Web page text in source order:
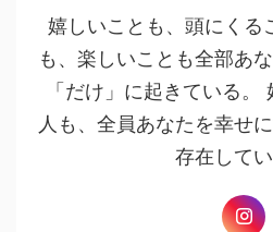
嬉しいことも、頭にくる
も、楽しいことも全部あ
「だけ」に起きている
人も、全員あなたを幸せ
存在してい